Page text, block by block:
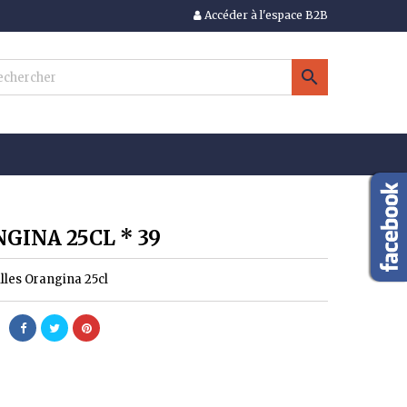
Accéder à l'espace B2B

25CL * 39
Orangina 25cl